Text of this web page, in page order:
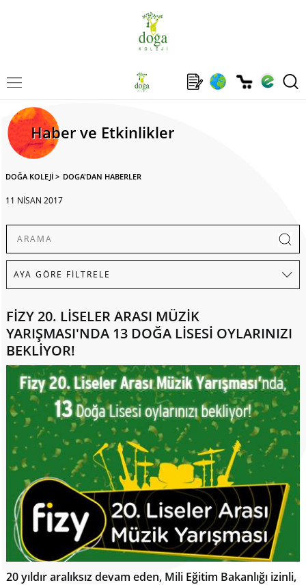
Haber ve Etkinlikler
DOĞA KOLEJİ > DOGA'DAN HABERLER
11 NİSAN 2017
FİZY 20. LİSELER ARASI MÜZİK
YARIŞMASI'NDA 13 DOĞA LİSESİ OYLARINIZI
BEKLİYOR!
20 yıldır aralıksız devam eden, Mili Eğitim Bakanlığı izinli,